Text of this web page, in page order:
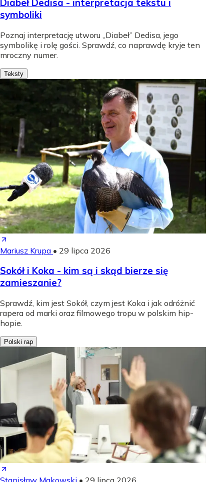
Diabeł Dedisa - interpretacja tekstu i
symboliki
Poznaj interpretację utworu „Diabeł” Dedisa, jego
symbolikę i rolę gości. Sprawdź, co naprawdę kryje ten
mroczny numer.
Teksty
Mariusz Krupa • 29 lipca 2026
Sokół i Koka - kim są i skąd bierze się
zamieszanie?
Sprawdź, kim jest Sokół, czym jest Koka i jak odróżnić
rapera od marki oraz filmowego tropu w polskim hip-
hopie.
Polski rap